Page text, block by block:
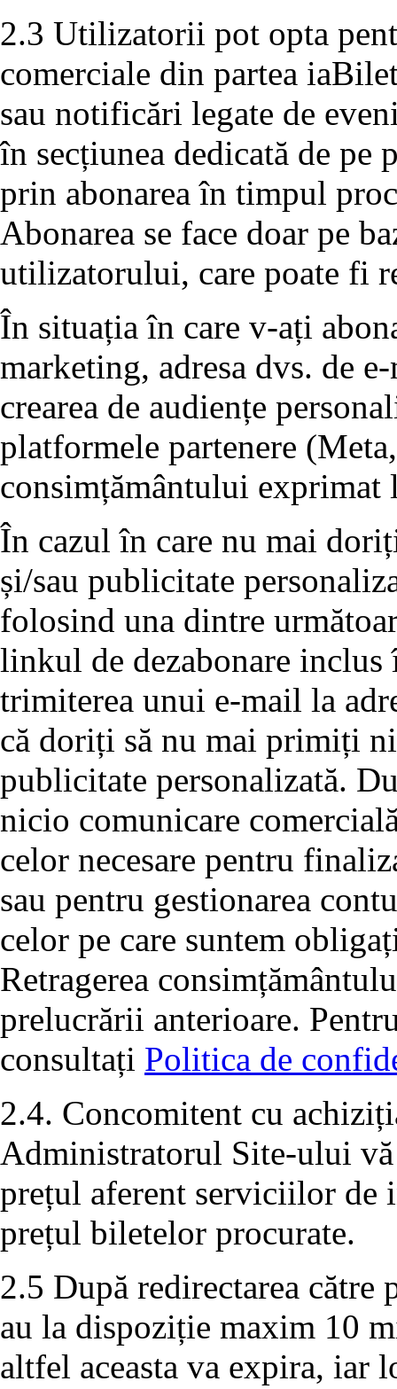
2.3 Utilizatorii pot opta
comerciale din partea
sau notificări legate de
în secțiunea dedicată de pe
prin abonarea în timpul
Abonarea se face doar pe
utilizatorului, care poate fi
În situația în care v-ați
marketing, adresa dvs. de
crearea de audiențe
platformele partenere
consimțământului exprimat
În cazul în care nu mai
și/sau publicitate
folosind una dintre
linkul de dezabonare
trimiterea unui e-mail la
că doriți să nu mai primiți
publicitate personalizată.
nicio comunicare
celor necesare pentru
sau pentru gestionarea
celor pe care suntem
Retragerea
prelucrării anterioare.
consultați Politica de
2.4. Concomitent cu
Administratorul Site-ului
prețul aferent serviciilor de
prețul biletelor procurate.
2.5 După redirectarea
au la dispoziție maxim 10
altfel aceasta va expira, iar